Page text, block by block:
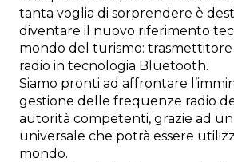
tanta voglia di sorprendere è
diventare il nuovo riferimento
mondo del turismo:
radio in tecnologia Bluetooth.
Siamo pronti ad affrontare
gestione delle frequenze radio
autorità competenti, grazie ad un
universale che potrà essere
mondo.